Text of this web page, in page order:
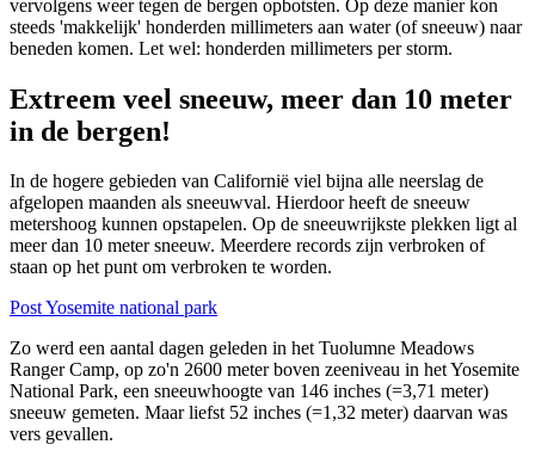
vervolgens weer tegen de bergen opbotsten. Op deze manier kon
steeds 'makkelijk' honderden millimeters aan water (of sneeuw) naar
beneden komen. Let wel: honderden millimeters per storm.
Extreem veel sneeuw, meer dan 10 meter
in de bergen!
In de hogere gebieden van Californië viel bijna alle neerslag de
afgelopen maanden als sneeuwval. Hierdoor heeft de sneeuw
metershoog kunnen opstapelen. Op de sneeuwrijkste plekken ligt al
meer dan 10 meter sneeuw. Meerdere records zijn verbroken of
staan op het punt om verbroken te worden.
Post Yosemite national park
Zo werd een aantal dagen geleden in hetTuolumne Meadows
Ranger Camp, op zo'n 2600 meter boven zeeniveau in het Yosemite
National Park, een sneeuwhoogte van 146 inches (=3,71 meter)
sneeuw gemeten. Maar liefst 52 inches (=1,32 meter) daarvan was
vers gevallen.